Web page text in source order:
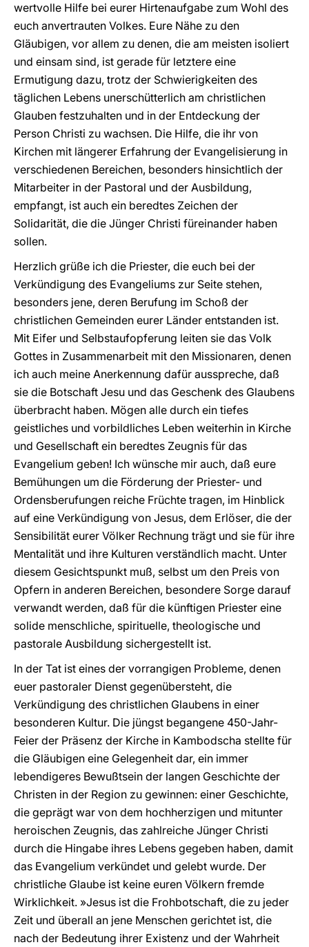
wertvolle Hilfe bei eurer Hirtenaufgabe zum Wohl des
euch anvertrauten Volkes. Eure Nähe zu den
Gläubigen, vor allem zu denen, die am meisten isoliert
und einsam sind, ist gerade für letztere eine
Ermutigung dazu, trotz der Schwierigkeiten des
täglichen Lebens unerschütterlich am christlichen
Glauben festzuhalten und in der Entdeckung der
Person Christi zu wachsen. Die Hilfe, die ihr von
Kirchen mit längerer Erfahrung der Evangelisierung in
verschiedenen Bereichen, besonders hinsichtlich der
Mitarbeiter in der Pastoral und der Ausbildung,
empfangt, ist auch ein beredtes Zeichen der
Solidarität, die die Jünger Christi füreinander haben
sollen.
Herzlich grüße ich die Priester, die euch bei der
Verkündigung des Evangeliums zur Seite stehen,
besonders jene, deren Berufung im Schoß der
christlichen Gemeinden eurer Länder entstanden ist.
Mit Eifer und Selbstaufopferung leiten sie das Volk
Gottes in Zusammenarbeit mit den Missionaren, denen
ich auch meine Anerkennung dafür ausspreche, daß
sie die Botschaft Jesu und das Geschenk des Glaubens
überbracht haben. Mögen alle durch ein tiefes
geistliches und vorbildliches Leben weiterhin in Kirche
und Gesellschaft ein beredtes Zeugnis für das
Evangelium geben! Ich wünsche mir auch, daß eure
Bemühungen um die Förderung der Priester- und
Ordensberufungen reiche Früchte tragen, im Hinblick
auf eine Verkündigung von Jesus, dem Erlöser, die der
Sensibilität eurer Völker Rechnung trägt und sie für ihre
Mentalität und ihre Kulturen verständlich macht. Unter
diesem Gesichtspunkt muß, selbst um den Preis von
Opfern in anderen Bereichen, besondere Sorge darauf
verwandt werden, daß für die künftigen Priester eine
solide menschliche, spirituelle, theologische und
pastorale Ausbildung sichergestellt ist.
In der Tat ist eines der vorrangigen Probleme, denen
euer pastoraler Dienst gegenübersteht, die
Verkündigung des christlichen Glaubens in einer
besonderen Kultur. Die jüngst begangene 450-Jahr-
Feier der Präsenz der Kirche in Kambodscha stellte für
die Gläubigen eine Gelegenheit dar, ein immer
lebendigeres Bewußtsein der langen Geschichte der
Christen in der Region zu gewinnen: einer Geschichte,
die geprägt war von dem hochherzigen und mitunter
heroischen Zeugnis, das zahlreiche Jünger Christi
durch die Hingabe ihres Lebens gegeben haben, damit
das Evangelium verkündet und gelebt wurde. Der
christliche Glaube ist keine euren Völkern fremde
Wirklichkeit. »Jesus ist die Frohbotschaft, die zu jeder
Zeit und überall an jene Menschen gerichtet ist, die
nach der Bedeutung ihrer Existenz und der Wahrheit